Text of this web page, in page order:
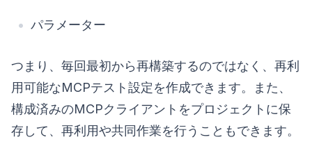
パラメーター
つまり、毎回最初から再構築するのではなく、再利
用可能なMCPテスト設定を作成できます。また、
構成済みのMCPクライアントをプロジェクトに保
存して、再利用や共同作業を行うこともできます。